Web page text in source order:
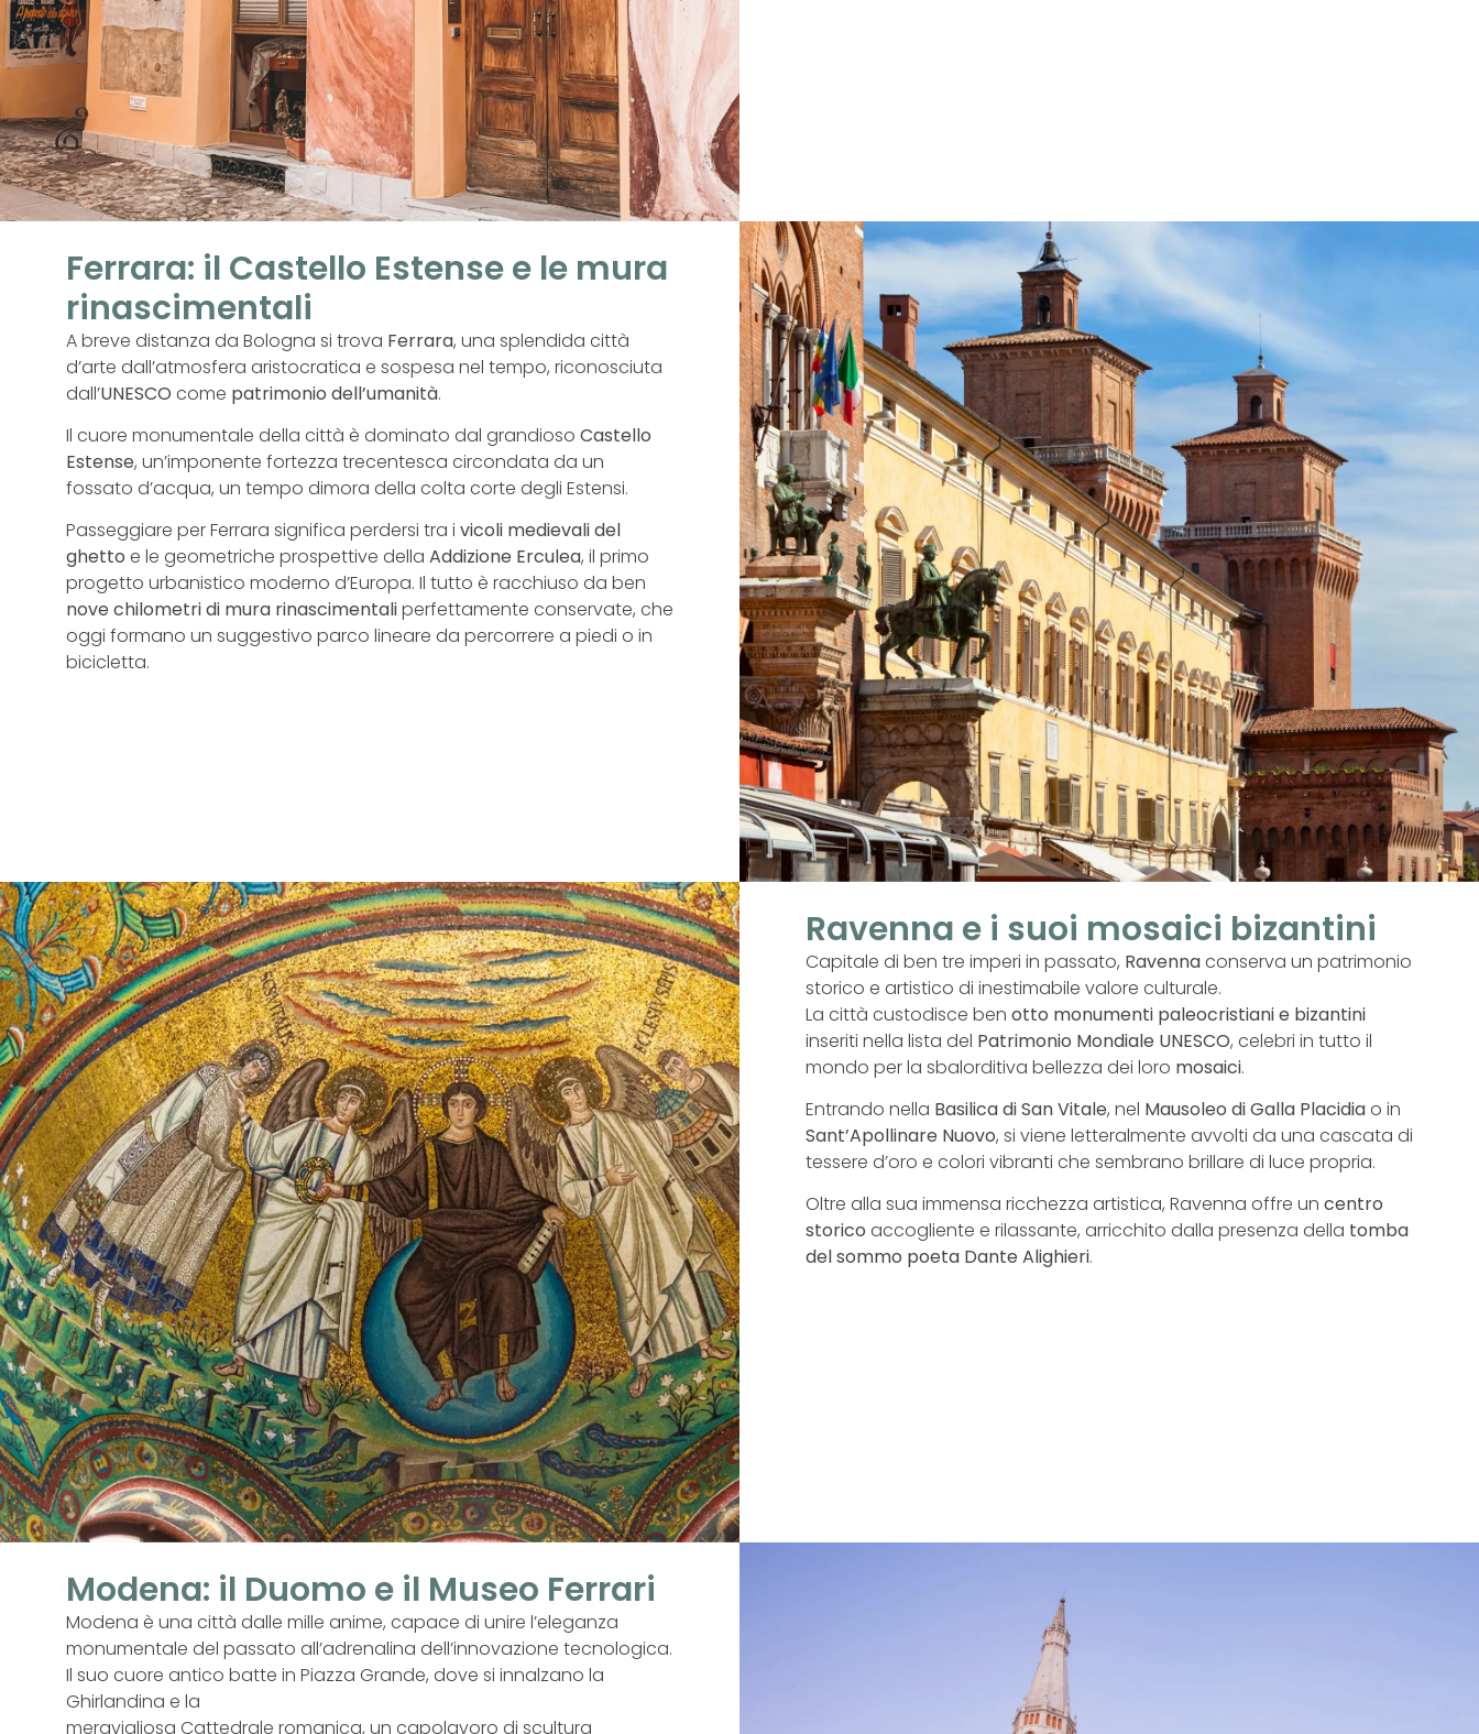
Ferrara: il Castello Estense e le mura
rinascimentali
A breve distanza da Bologna si trova Ferrara, una splendida città
d’arte dall’atmosfera aristocratica e sospesa nel tempo, riconosciuta
dall’UNESCO come patrimonio dell’umanità.
Il cuore monumentale della città è dominato dal grandioso Castello
Estense, un’imponente fortezza trecentesca circondata da un
fossato d’acqua, un tempo dimora della colta corte degli Estensi.
Passeggiare per Ferrara significa perdersi tra i vicoli medievali del
ghetto e le geometriche prospettive della Addizione Erculea, il primo
progetto urbanistico moderno d’Europa. Il tutto è racchiuso da ben
nove chilometri di mura rinascimentaliperfettamente conservate, che
oggi formano un suggestivo parco lineare da percorrere a piedi o in
bicicletta.
Ravenna e i suoi mosaici bizantini
Capitale di ben tre imperi in passato, Ravennaconserva un patrimonio
storico e artistico di inestimabile valore culturale.
La città custodisce ben otto monumenti paleocristiani e bizantini
inseriti nella lista del Patrimonio Mondiale UNESCO, celebri in tutto il
mondo per la sbalorditiva bellezza dei loro mosaici.
Entrando nella Basilica di San Vitale, nel Mausoleo di Galla Placidiao in
Sant’Apollinare Nuovo, si viene letteralmente avvolti da una cascata di
tessere d’oro e colori vibranti che sembrano brillare di luce propria.
Oltre alla sua immensa ricchezza artistica, Ravenna offre un centro
storico accogliente e rilassante, arricchito dalla presenza della tomba
del sommo poeta Dante Alighieri.
Modena: il Duomo e il Museo Ferrari
Modena è una città dalle mille anime, capace di unire l’eleganza
monumentale del passato all’adrenalina dell’innovazione tecnologica.
Il suo cuore antico batte in Piazza Grande, dove si innalzano la
Ghirlandina e la
meravigliosa Cattedrale romanica, un capolavoro di scultura